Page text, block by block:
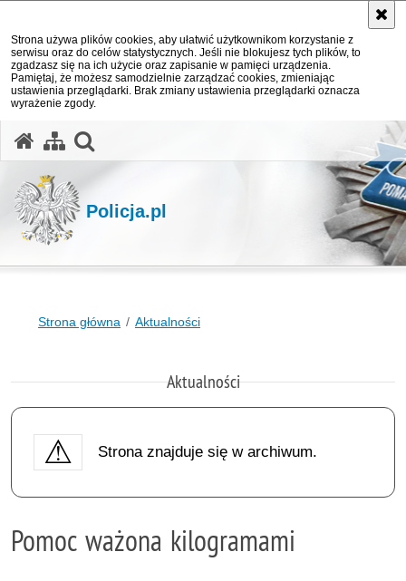
Strona używa plików cookies, aby ułatwić użytkownikom korzystanie z
serwisu oraz do celów statystycznych. Jeśli nie blokujesz tych plików, to
zgadzasz się na ich użycie oraz zapisanie w pamięci urządzenia.
Pamiętaj, że możesz samodzielnie zarządzać cookies, zmieniając
ustawienia przeglądarki. Brak zmiany ustawienia przeglądarki oznacza
wyrażenie zgody.
Policja.pl
Strona główna Aktualności
Aktualności
Strona znajduje się w archiwum.
Pomoc ważona kilogramami